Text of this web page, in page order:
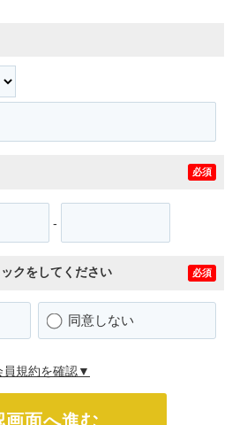
必須
-
クをしてください 必須
同意しない
規約を確認▼